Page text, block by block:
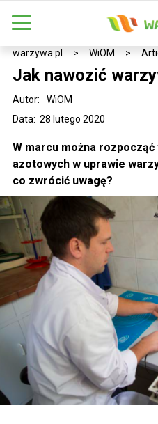
warzywa.pl > WiOM >
Jak nawozić
Data: 28 lutego 2020
Autor: WiOM
W marcu można
azotowych w uprawie
co zwrócić uwagę?